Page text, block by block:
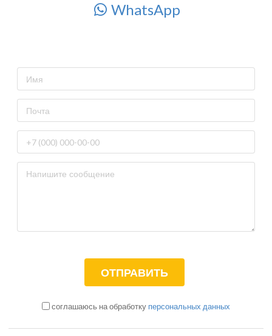
WhatsApp
соглашаюсь на обработку персональных данных